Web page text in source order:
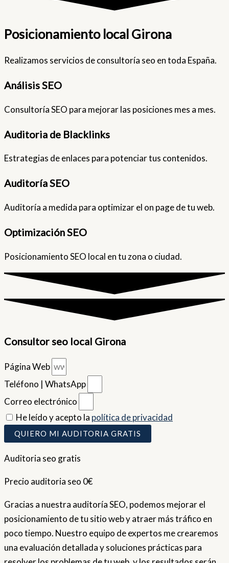
Posicionamiento local Girona
Realizamos servicios de consultoría seo en toda España.
Análisis SEO
Consultoría SEO para mejorar las posiciones mes a mes.
Auditoria de Blacklinks
Estrategias de enlaces para potenciar tus contenidos.
Auditoría SEO
Auditoría a medida para optimizar el on page de tu web.
Optimización SEO
Posicionamiento SEO local en tu zona o ciudad.
Consultor seo local Girona
Página Web
Teléfono | WhatsApp
Correo electrónico
He leído y acepto la política de privacidad
QUIERO MI AUDITORIA GRATIS
Auditoria seo gratis
Precio auditoria seo 0€
Gracias a nuestra auditoría SEO, podemos mejorar el
posicionamiento de tu sitio web y atraer más tráfico en
poco tiempo. Nuestro equipo de expertos me crearemos
una evaluación detallada y soluciones prácticas para